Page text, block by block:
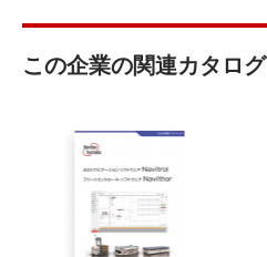
この企業の関連カタログ